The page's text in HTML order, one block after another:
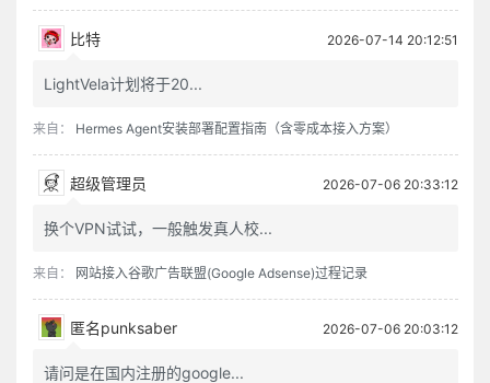
比特 2026-07-14 20:12:51
LightVela计划将于20...
来自： Hermes Agent安装部署配置指南（含零成本接入方案）
超级管理员 2026-07-06 20:33:12
换个VPN试试，一般触发真人校...
来自： 网站接入谷歌广告联盟(Google Adsense)过程记录
匿名punksaber 2026-07-06 20:03:12
请问是在国内注册的google...